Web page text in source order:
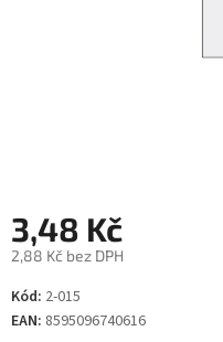
3,48 Kč
2,88 Kč bez DPH
Měrná
cena:
Kód: 2-015
EAN: 8595096740616